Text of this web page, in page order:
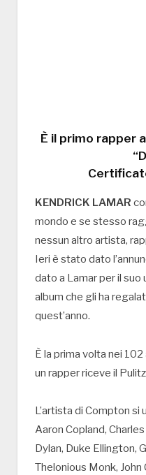
È il primo rapper
KENDRICK LAMAR
mondo e se stesso
nessun altro artista,
Ieri è stato dato
dato a Lamar per il suo
album che gli ha
quest’anno.
È la prima volta nei
un rapper riceve il
L’artista di Compton
Aaron Copland,
Dylan, Duke Ellington,
Thelonious Monk,